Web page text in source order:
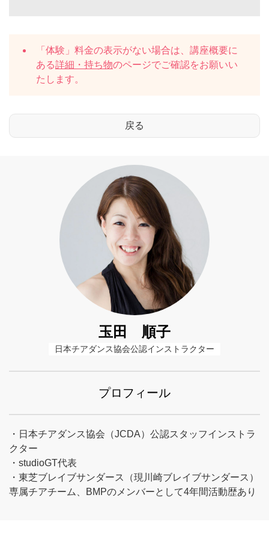
「体験」料金の表示がない場合は、講座概要に
ある詳細・持ち物のページでご確認をお願いい
たします。
玉田 順子
日本チアダンス協会公認インストラクター
プロフィール
・日本チアダンス協会（JCDA）公認スタッフインストラ
クター
・studioGT代表
・東芝ブレイブサンダース（現川崎ブレイブサンダース）
専属チアチーム、BMPのメンバーとして4年間活動歴あり